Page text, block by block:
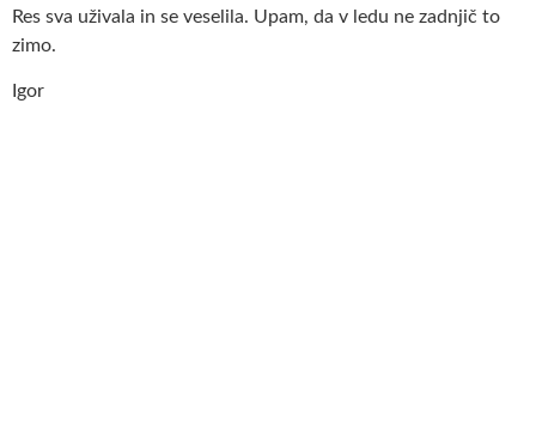
Res sva uživala in se veselila. Upam, da v ledu ne zadnjič to
zimo.
Igor